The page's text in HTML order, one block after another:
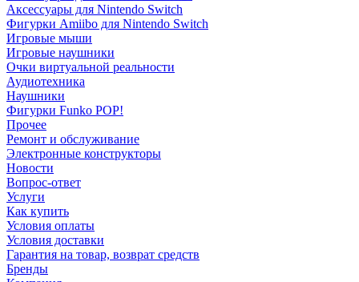
Аксессуары для Nintendo Switch
Фигурки Amiibo для Nintendo Switch
Игровые мыши
Игровые наушники
Очки виртуальной реальности
Аудиотехника
Наушники
Фигурки Funko POP!
Прочее
Ремонт и обслуживание
Электронные конструкторы
Новости
Вопрос-ответ
Услуги
Как купить
Условия оплаты
Условия доставки
Гарантия на товар, возврат средств
Бренды